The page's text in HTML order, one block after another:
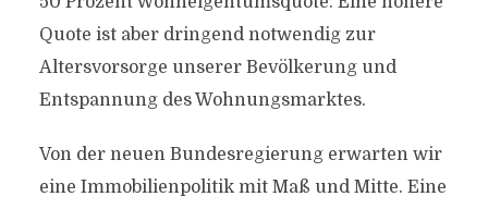
Quote ist aber dringend notwendig zur
Altersvorsorge unserer Bevölkerung und
Entspannung des Wohnungsmarktes.
Von der neuen Bundesregierung erwarten wir
eine Immobilienpolitik mit Maß und Mitte. Eine